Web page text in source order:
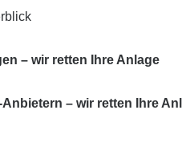
– wir retten Ihre Anlage
Anbietern – wir retten Ihre